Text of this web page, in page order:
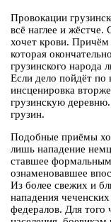
Провокации
всё наглее и
хочет крови. Причём
которая
грузинского народа
Если дело пойдёт
инсценировка
грузинскую
грузин.
Подобные приёмы
лишь нападение
ставшее
ознаменовавшее
Из более свежих и
нападения
федералов. Для